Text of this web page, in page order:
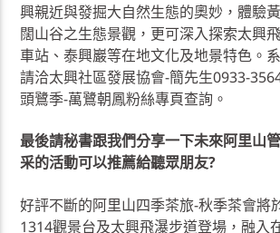
興親近與發掘大自然生態的奧妙，體驗
闊山谷之生態景觀，更可深入探索太興
車站、泰興巖等在地文化及地景特色。
請洽太興社區發展協會-簡先生0933-
頭鷺季-萬鷺朝鳳粉絲專頁查詢。
最後請秘書跟我們分享一下未來阿里山
采的活動可以推薦給聽眾朋友?
好評不斷的阿里山四季茶旅-秋季茶會將
1314觀景台及太興飛瀑步道登場，融入